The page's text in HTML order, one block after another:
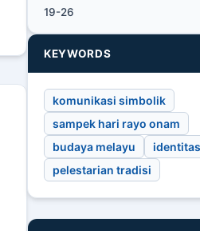
19-26
KEYWORDS
komunikasi simbolik
sampek hari rayo onam
budaya melayu
pelestarian tradisi